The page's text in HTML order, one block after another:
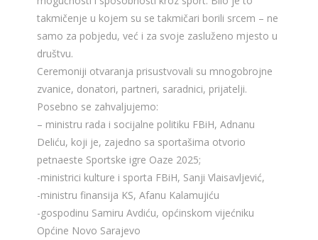
takmičenje u kojem su se takmičari borili srcem – ne
samo za pobjedu, već i za svoje zasluženo mjesto u
društvu.
Ceremoniji otvaranja prisustvovali su mnogobrojne
zvanice, donatori, partneri, saradnici, prijatelji.
Posebno se zahvaljujemo:
– ministru rada i socijalne politiku FBiH, Adnanu
Deliću, koji je, zajedno sa sportašima otvorio
petnaeste Sportske igre Oaze 2025;
-ministrici kulture i sporta FBiH, Sanji Vlaisavljević,
-ministru finansija KS, Afanu Kalamujiću
-gospodinu Samiru Avdiću, općinskom vijećniku
Općine Novo Sarajevo